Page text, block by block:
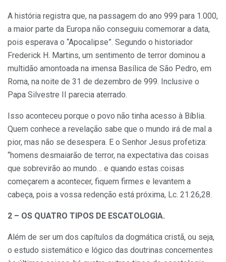
A história registra que, na passagem do ano 999 para 1.000,
a maior parte da Europa não conseguiu comemorar a data,
pois esperava o “Apocalipse”. Segundo o historiador
Frederick H. Martins, um sentimento de terror dominou a
multidão amontoada na imensa Basílica de São Pedro, em
Roma, na noite de 31 de dezembro de 999. Inclusive o
Papa Silvestre II parecia aterrado.
Isso aconteceu porque o povo não tinha acesso à Bíblia.
Quem conhece a revelação sabe que o mundo irá de mal a
pior, mas não se desespera. E o Senhor Jesus profetiza:
“homens desmaiarão de terror, na expectativa das coisas
que sobrevirão ao mundo… e quando estas coisas
começarem a acontecer, fiquem firmes e levantem a
cabeça, pois a vossa redenção está próxima, Lc. 21.26,28.
2 – OS QUATRO TIPOS DE ESCATOLOGIA.
Além de ser um dos capítulos da dogmática cristã, ou seja,
o estudo sistemático e lógico das doutrinas concernentes